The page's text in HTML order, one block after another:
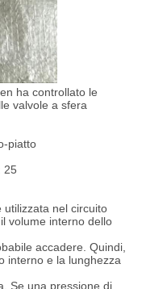
ha controllato le
valvole a sfera
piatto
25
utilizzata nel circuito
volume interno dello
accadere. Quindi,
interno e la lunghezza
Se una pressione di